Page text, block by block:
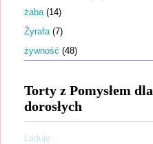
żaba (14)
Żyrafa (7)
żywność (48)
Torty z Pomysłem dla
dorosłych
Ładuję...